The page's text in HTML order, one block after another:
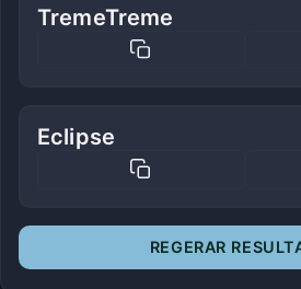
TremeTreme
Eclipse
REGERAR